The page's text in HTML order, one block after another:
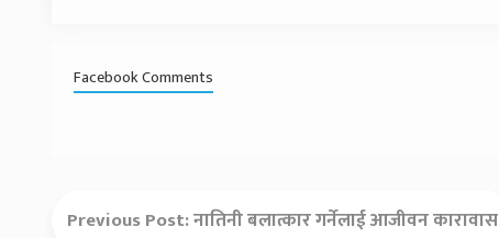
Facebook Comments
Previous Post:नातिनी बलात्कार गर्नेलाई आजीवन कारावास